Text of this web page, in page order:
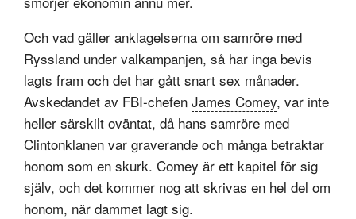
Och vad gäller anklagelserna om samröre med
Ryssland under valkampanjen, så har inga bevis
lagts fram och det har gått snart sex månader.
Avskedandet av FBI-chefen James Comey, var inte
heller särskilt oväntat, då hans samröre med
Clintonklanen var graverande och många betraktar
honom som en skurk. Comey är ett kapitel för sig
själv, och det kommer nog att skrivas en hel del om
honom, när dammet lagt sig.